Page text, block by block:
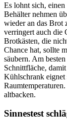
Es lohnt sich,
Behälter nehmen
wieder an das Brot
verringert auch die
Brotkästen, die
Chance hat, sollte
säubern. Am
Schnittfläche,
Kühlschrank
altbacken.
Sinnestest